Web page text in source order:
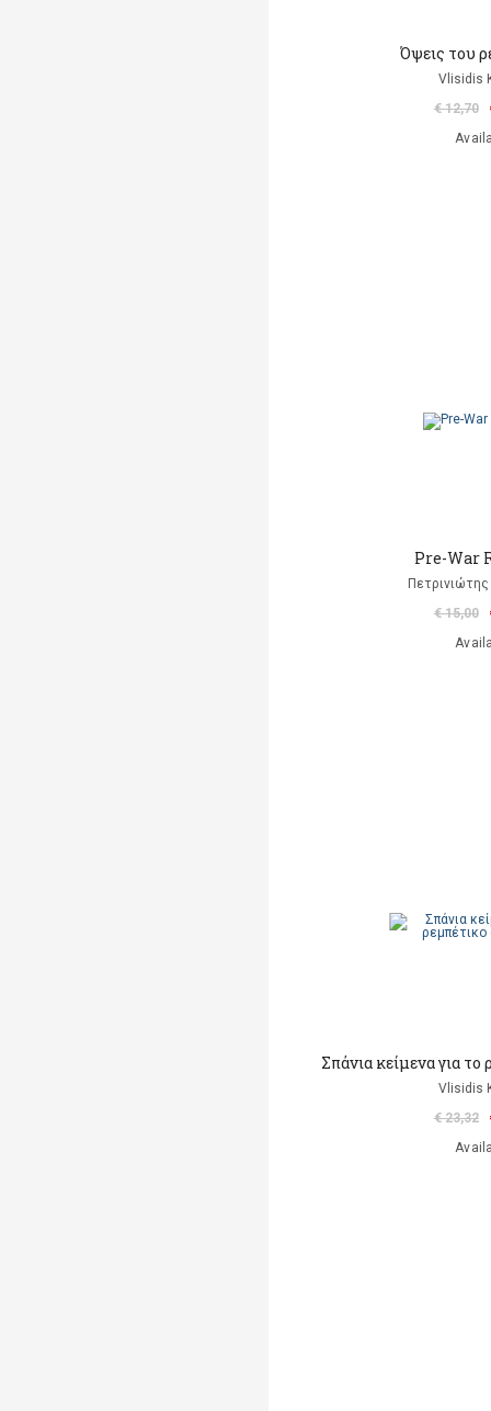
Όψεις του
Vlisidis
€ 12,70
Pre-War
€ 15,00
Σπάνια κείμενα για το
Vlisidis
€ 23,32